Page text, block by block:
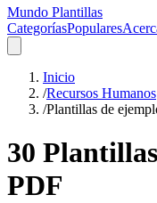
Mundo Plantillas
CategoríasPopulares
Inicio
/Recursos Humanos
/Plantillas de
30
PDF